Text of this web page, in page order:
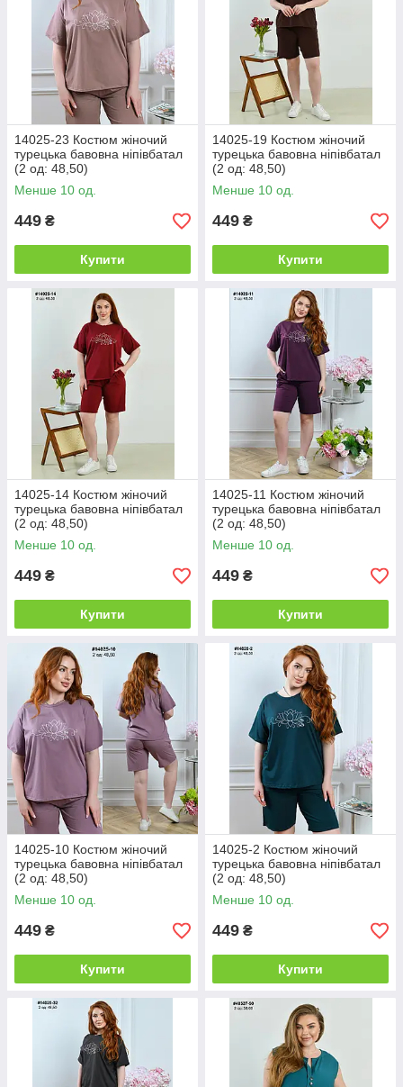
14025-23 Костюм жіночий
турецька бавовна ніпівбатал
(2 од: 48,50)
Менше 10 од.
449 ₴
Купити
14025-19 Костюм жіночий
турецька бавовна ніпівбатал
(2 од: 48,50)
Менше 10 од.
449 ₴
Купити
14025-14 Костюм жіночий
турецька бавовна ніпівбатал
(2 од: 48,50)
Менше 10 од.
449 ₴
Купити
14025-11 Костюм жіночий
турецька бавовна ніпівбатал
(2 од: 48,50)
Менше 10 од.
449 ₴
Купити
14025-10 Костюм жіночий
турецька бавовна ніпівбатал
(2 од: 48,50)
Менше 10 од.
449 ₴
Купити
14025-2 Костюм жіночий
турецька бавовна ніпівбатал
(2 од: 48,50)
Менше 10 од.
449 ₴
Купити